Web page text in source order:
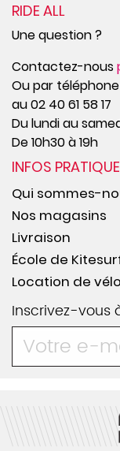
RIDE ALL
Une question ?
Contactez-nous
Ou par téléphone
au 02 40 61 58 17
Du lundi au
De 10h30 à 19h
INFOS
Qui sommes-
Nos magasins
Livraison
École de
Location de
Inscrivez-vous